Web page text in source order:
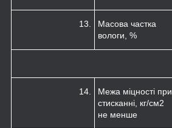
13.
Масова частка
вологи, %
14.
Межа міцності при
стисканні, кг/см2
не менше